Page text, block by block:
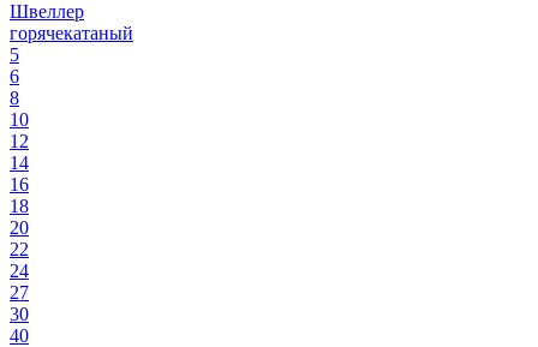
Швеллер
горячекатаный
5
6
8
10
12
14
16
18
20
22
24
27
30
40